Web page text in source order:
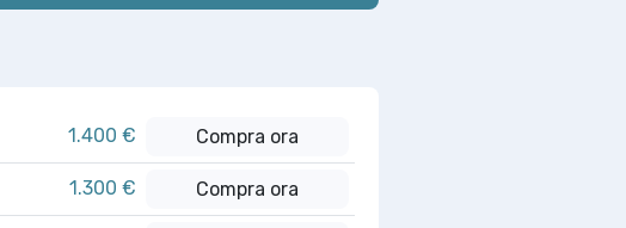
1.400 € Compra ora
1.300 € Compra ora